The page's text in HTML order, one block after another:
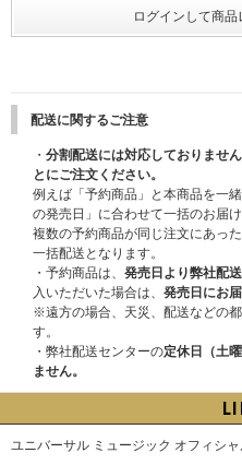
【&TEAM KR 1st Mini Album
■応募スケジュール(※2025/10/29
ざいました。)
【1回目】2025年10月28日(火
日(木)18:00頃
【2回目】2025年11月3日(月
4日(金)18:00頃
※オフラインイベント愛知会場は2
【3回目】2025年11月11日(火
28日(金)18:00頃
※オフラインイベント京都会場、
タープレゼントは3回目で最終応募
【4回目】2025年11月25日(火
表：2026年1月16日(金)18:00頃
■メンバーオフラインイベント(各
参加いただけます)
品】」を1セットご予約 (ご決済完
見送り会にご参加いただける「整
付きイベント参加券」の対象外と
※「整理番号付きイベント参加券
なります。イベント当日、同一ス
複数枚お持ちの場合、2枚目以降は
※同一人物による複数の会員登録
参加が発覚した際は不正行為とみ
く場合がございます。
※「【12形態セット】【全員お見
品】」も各ストア特典・応募抽選
※商品のお届け予定日は、購入さ
※発売日の異なる商品と一緒にご
一括でのお届けになりますのでご注
※商品や「整理番号付きイベント
由を含め、いかなる場合もご注文
配送に関するご注意
・ 分割配送には対応しておりませ
とにご注文ください。
例えば「予約商品」と本商品を一
の発売日」に合わせて一括のお届け
複数の予約商品が同じ注文にあっ
一括配送となります。
・予約商品は、 発売日より弊社配
入いただいた場合は、 発売日にお
※遠方の場合、天災、配送などの
す。
・弊社配送センターの定休日（土
ません。
ユニバーサル ミュージック オフィシャ